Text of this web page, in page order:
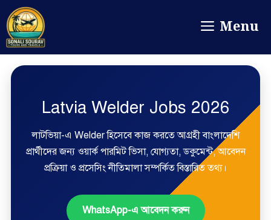
Menu
Latvia Welder Jobs 2026
লাটভিয়া-এ Welder হিসেবে কাজ করতে আগ্রহী বাংলাদেশি
প্রার্থীদের জন্য ওয়ার্ক পারমিট ভিসা, যোগ্যতা, ডকুমেন্ট, আবেদন
প্রক্রিয়া ও প্রসেসিং নীতিমালা সম্পর্কিত বিস্তারিত তথ্য।
WhatsApp-এ আবেদন করুন